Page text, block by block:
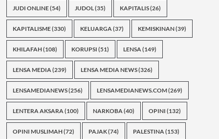
JUDI ONLINE(54) JUDOL(35) KAPITALIS(26)
KAPITALISME(330) KELUARGA(37) KEMISKINAN(39)
KHILAFAH(108) KORUPSI (51) LENSA(149)
LENSA MEDIA(239) LENSA MEDIA NEWS(326)
LENSAMEDIANEWS(256) LENSAMEDIANEWS.COM(269)
LENTERA AKSARA(100) NARKOBA(40) OPINI (132)
OPINI MUSLIMAH(72) PAJAK(74) PALESTINA(153)